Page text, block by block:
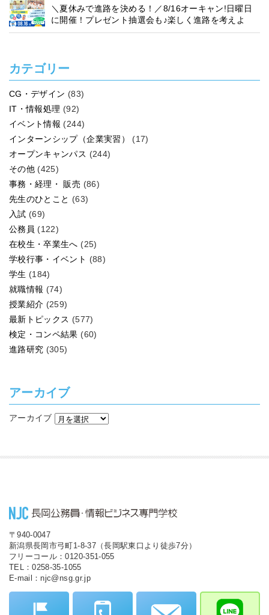
＼夏休みで進路を決める！／8/16オーキャン!日曜日
に開催！プレゼント抽選会も♪楽しく進路を考えよ
う！
カテゴリー
CG・デザイン (83)
IT・情報処理 (92)
イベント情報 (244)
インターンシップ（企業実習）
(17)
オープンキャンパス (244)
その他 (425)
事務・経理・ 販売 (86)
先生のひとこと (63)
入試 (69)
公務員 (122)
在校生・卒業生へ (25)
学校行事・イベント (88)
学生 (184)
就職情報 (74)
授業紹介 (259)
最新トピックス (577)
検定・コンペ結果 (60)
進路研究 (305)
アーカイブ
アーカイブ
〒940-0047
新潟県長岡市弓町1-8-37（長岡駅東口より徒歩7分）
フリーコール：0120-351-055
TEL：0258-35-1055
E-mail：njc@nsg.gr.jp